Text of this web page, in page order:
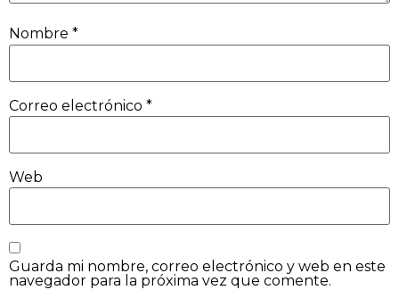
Nombre *
Correo electrónico *
Web
Guarda mi nombre, correo electrónico y web en este
navegador para la próxima vez que comente.